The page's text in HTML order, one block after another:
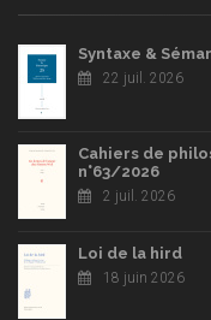
Syntaxe &
22 juil. 2026
Cahiers de
n°63/2026
2 juil. 2026
Loi de la hird
18 juin 2026